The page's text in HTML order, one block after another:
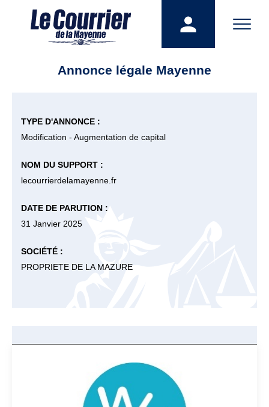
Annonce légale Mayenne
TYPE D'ANNONCE :
Modification - Augmentation de capital
NOM DU SUPPORT :
lecourrierdelamayenne.fr
DATE DE PARUTION :
31 Janvier 2025
SOCIÉTÉ :
PROPRIETE DE LA MAZURE